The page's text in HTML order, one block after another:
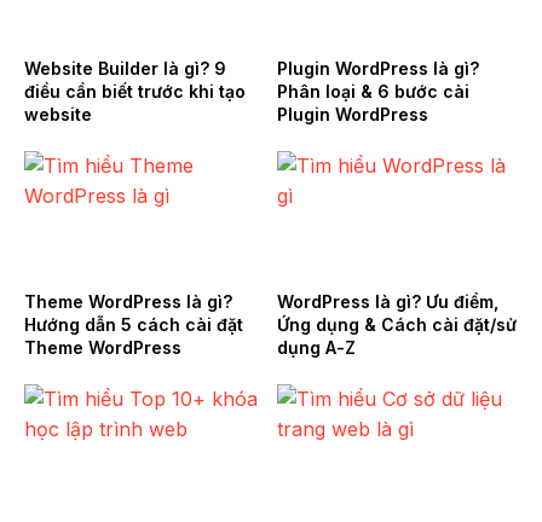
Website Builder là gì? 9
điều cần biết trước khi tạo
website
Plugin WordPress là gì?
Phân loại & 6 bước cài
Plugin WordPress
Theme WordPress là gì?
Hướng dẫn 5 cách cài đặt
Theme WordPress
WordPress là gì? Ưu điểm,
Ứng dụng & Cách cài đặt/sử
dụng A-Z